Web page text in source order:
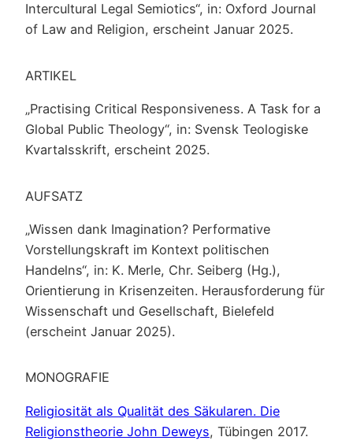
Intercultural Legal Semiotics“, in: Oxford Journal
of Law and Religion, erscheint Januar 2025.
ARTIKEL
„Practising Critical Responsiveness. A Task for a
Global Public Theology“, in: Svensk Teologiske
Kvartalsskrift, erscheint 2025.
AUFSATZ
„Wissen dank Imagination? Performative
Vorstellungskraft im Kontext politischen
Handelns“, in: K. Merle, Chr. Seiberg (Hg.),
Orientierung in Krisenzeiten. Herausforderung für
Wissenschaft und Gesellschaft, Bielefeld
(erscheint Januar 2025).
MONOGRAFIE
Religiosität als Qualität des Säkularen. Die
Religionstheorie John Deweys, Tübingen 2017.